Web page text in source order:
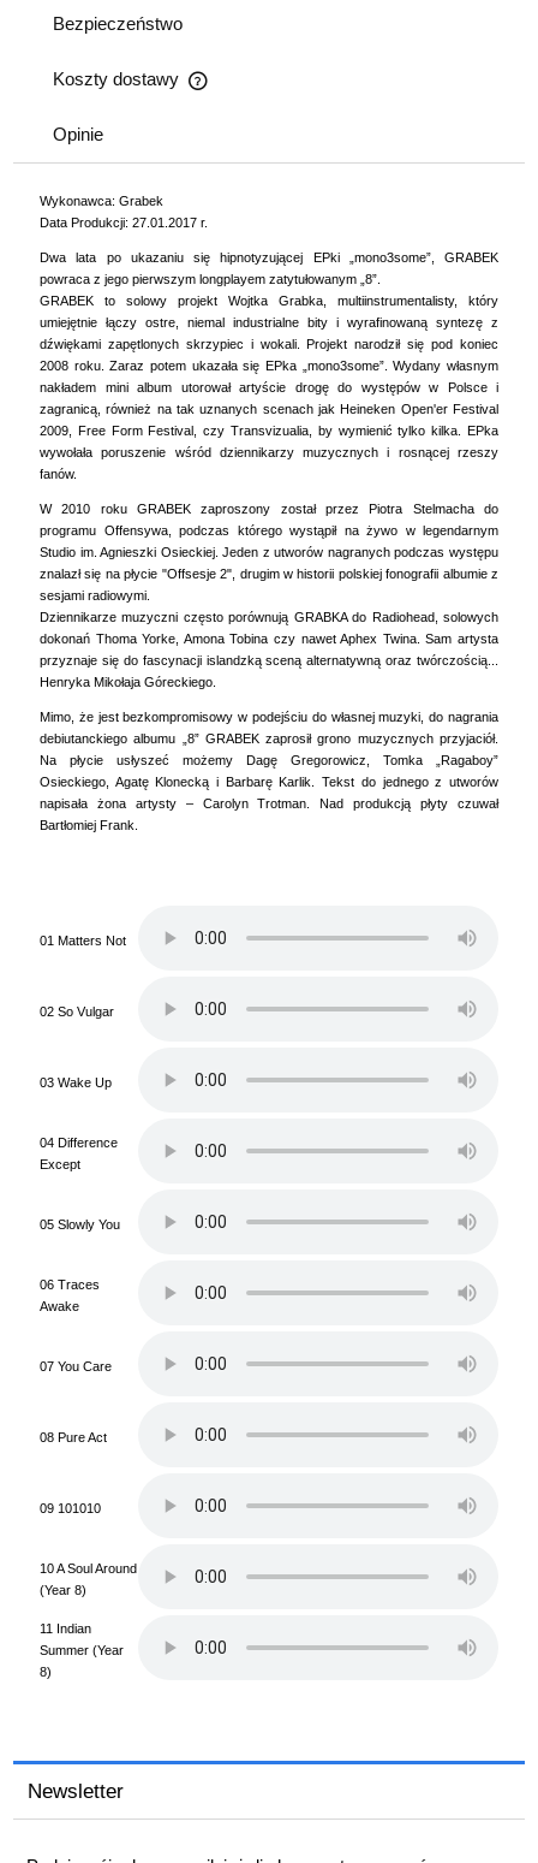
Bezpieczeństwo
Koszty dostawy
Cena nie zawiera ewentualnych kosztów płatności
Opinie
Wykonawca: Grabek
Data Produkcji: 27.01.2017 r.
Dwa lata po ukazaniu się hipnotyzującej EPki „mono3some”, GRABEK
powraca z jego pierwszym longplayem zatytułowanym „8”.
GRABEK to solowy projekt Wojtka Grabka, multiinstrumentalisty, który
umiejętnie łączy ostre, niemal industrialne bity i wyrafinowaną syntezę z
dźwiękami zapętlonych skrzypiec i wokali. Projekt narodził się pod koniec
2008 roku. Zaraz potem ukazała się EPka „mono3some”. Wydany własnym
nakładem mini album utorował artyście drogę do występów w Polsce i
zagranicą, również na tak uznanych scenach jak Heineken Open'er Festival
2009, Free Form Festival, czy Transvizualia, by wymienić tylko kilka. EPka
wywołała poruszenie wśród dziennikarzy muzycznych i rosnącej rzeszy
fanów.
W 2010 roku GRABEK zaproszony został przez Piotra Stelmacha do
programu Offensywa, podczas którego wystąpił na żywo w legendarnym
Studio im. Agnieszki Osieckiej. Jeden z utworów nagranych podczas występu
znalazł się na płycie "Offsesje 2", drugim w historii polskiej fonografii albumie z
sesjami radiowymi.
Dziennikarze muzyczni często porównują GRABKA do Radiohead, solowych
dokonań Thoma Yorke, Amona Tobina czy nawet Aphex Twina. Sam artysta
przyznaje się do fascynacji islandzką sceną alternatywną oraz twórczością...
Henryka Mikołaja Góreckiego.
Mimo, że jest bezkompromisowy w podejściu do własnej muzyki, do nagrania
debiutanckiego albumu „8” GRABEK zaprosił grono muzycznych przyjaciół.
Na płycie usłyszeć możemy Dagę Gregorowicz, Tomka „Ragaboy”
Osieckiego, Agatę Klonecką i Barbarę Karlik. Tekst do jednego z utworów
napisała żona artysty – Carolyn Trotman. Nad produkcją płyty czuwał
Bartłomiej Frank.
01 Matters Not
02 So Vulgar
03 Wake Up
04 Difference
Except
05 Slowly You
06 Traces
Awake
07 You Care
08 Pure Act
09 101010
10 A Soul Around
(Year 8)
11 Indian
Summer (Year
8)
Newsletter